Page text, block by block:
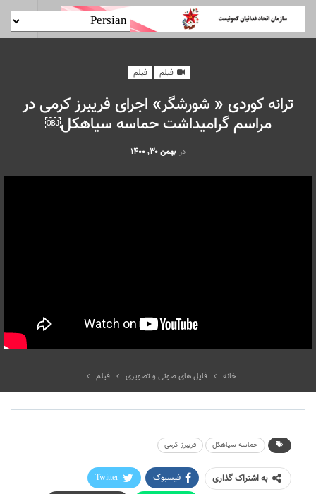
فیلم فیلم
ترانه کوردی « شورشگر» اجرای فریبرز کرمی در
مراسم گرامیداشت حماسه سیاهکل￼
در بهمن ۳۰, ۱۴۰۰
خانه فایل های صوتی و تصویری فیلم
حماسه سیاهکل فریبرز کرمی
به اشتراک گذاری فیسبوک
Twitter